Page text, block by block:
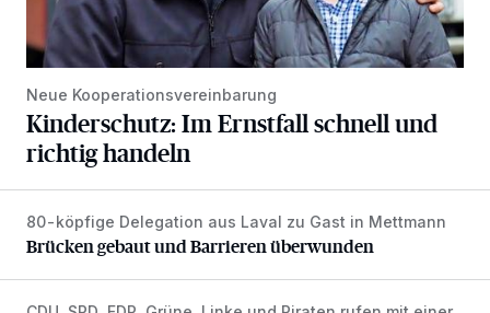
Neue Kooperationsvereinbarung
Kinderschutz: Im Ernstfall schnell und
richtig handeln
Brücken gebaut und Barrieren überwunden
80-köpfige Delegation aus Laval zu Gast in Mettmann
Brücken gebaut und Barrieren überwunden